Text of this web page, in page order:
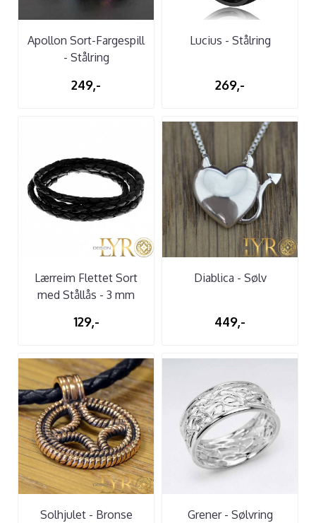
Apollon Sort-Fargespill
- Stålring
249,-
Lucius - Stålring
269,-
Lærreim Flettet Sort
med Stållås - 3 mm
129,-
Diablica - Sølv
449,-
Solhjulet - Bronse
Grener - Sølvring